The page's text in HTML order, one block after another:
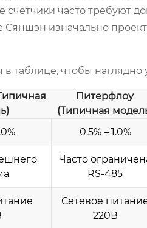
счетчики часто требуют
Сяншэн изначально
чтобы наглядно
Питерфлоу
(Типичная
0.5% – 1.0%
Часто
RS-485
Сетевое
220В